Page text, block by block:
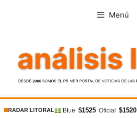
Menú
RADAR LITORAL Blue $1525 Oficial $1520